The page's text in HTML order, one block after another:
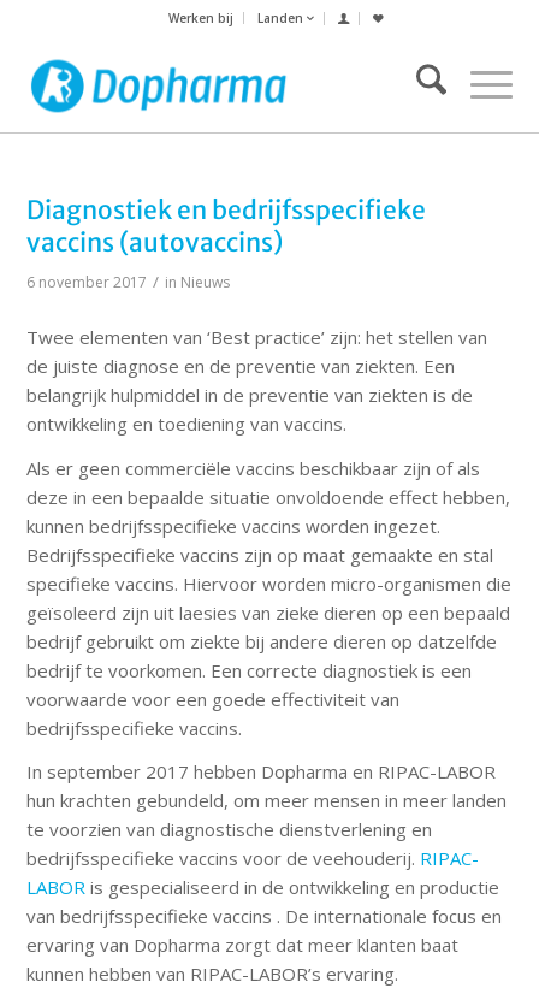
Werken bij Landen
Diagnostiek en bedrijfsspecifieke
vaccins (autovaccins)
6 november 2017 / in Nieuws
Twee elementen van ‘Best practice’ zijn: het stellen van
de juiste diagnose en de preventie van ziekten. Een
belangrijk hulpmiddel in de preventie van ziekten is de
ontwikkeling en toediening van vaccins.
Als er geen commerciële vaccins beschikbaar zijn of als
deze in een bepaalde situatie onvoldoende effect hebben,
kunnen bedrijfsspecifieke vaccins worden ingezet.
Bedrijfsspecifieke vaccins zijn op maat gemaakte en stal
specifieke vaccins. Hiervoor worden micro-organismen die
geïsoleerd zijn uit laesies van zieke dieren op een bepaald
bedrijf gebruikt om ziekte bij andere dieren op datzelfde
bedrijf te voorkomen. Een correcte diagnostiek is een
voorwaarde voor een goede effectiviteit van
bedrijfsspecifieke vaccins.
In september 2017 hebben Dopharma en RIPAC-LABOR
hun krachten gebundeld, om meer mensen in meer landen
te voorzien van diagnostische dienstverlening en
bedrijfsspecifieke vaccins voor de veehouderij. RIPAC-
LABOR is gespecialiseerd in de ontwikkeling en productie
van bedrijfsspecifieke vaccins . De internationale focus en
ervaring van Dopharma zorgt dat meer klanten baat
kunnen hebben van RIPAC-LABOR’s ervaring.